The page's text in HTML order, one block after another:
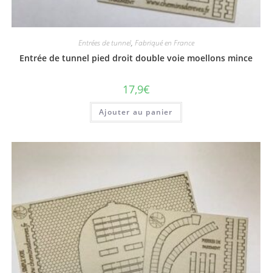
Entrées de tunnel, Fabriqué en France
Entrée de tunnel pied droit double voie moellons mince
17,9€
Ajouter au panier